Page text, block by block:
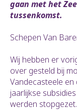
gaan met het
tussenkomst.
Schepen Van
Wij hebben er
over gesteld bij
Vandecasteele
jaarlijkse
werden stopgezet.